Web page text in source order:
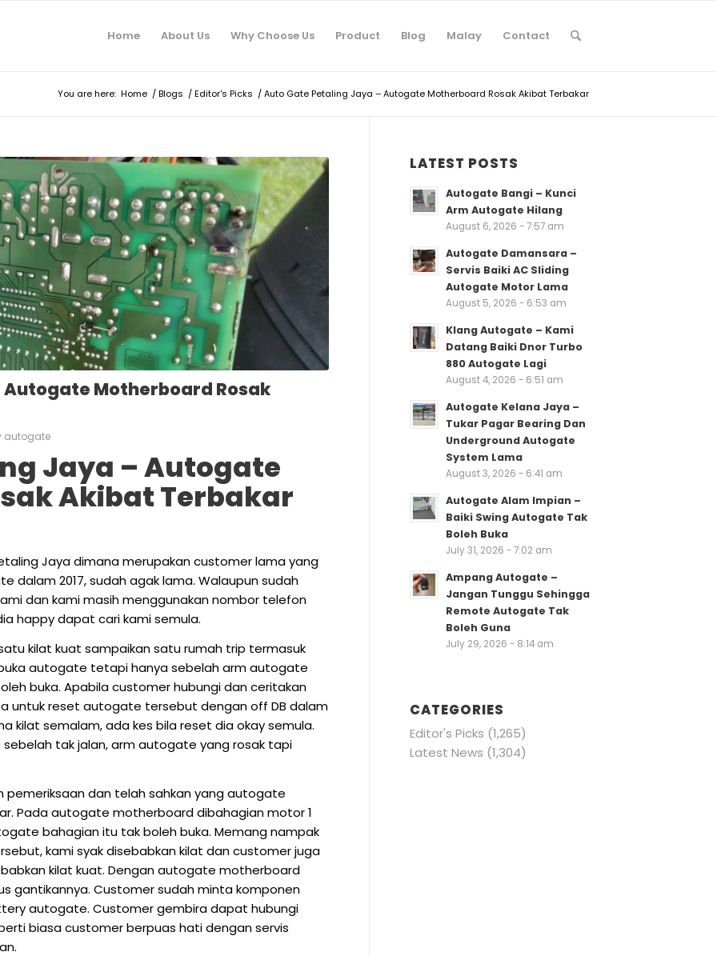
Home About Us Why Choose Us Product Blog Malay Contact
You are here: Home /Blogs /Editor's Picks /Auto Gate Petaling Jaya – Autogate Motherboard Rosak Akibat Terbakar
Motherboard Rosak
autogate
Jaya – Autogate
Akibat Terbakar
Jaya dimana merupakan customer lama yang
dalam 2017, sudah agak lama. Walaupun sudah
dan kami masih menggunakan nombor telefon
happy dapat cari kami semula.
kilat kuat sampaikan satu rumah trip termasuk
autogate tetapi hanya sebelah arm autogate
buka. Apabila customer hubungi dan ceritakan
untuk reset autogate tersebut dengan off DB dalam
kilat semalam, ada kes bila reset dia okay semula.
tak jalan, arm autogate yang rosak tapi
pemeriksaan dan telah sahkan yang autogate
Pada autogate motherboard dibahagian motor 1
bahagian itu tak boleh buka. Memang nampak
kami syak disebabkan kilat dan customer juga
kilat kuat. Dengan autogate motherboard
gantikannya. Customer sudah minta komponen
autogate. Customer gembira dapat hubungi
biasa customer berpuas hati dengan servis
LATEST POSTS
Autogate Bangi – Kunci
Arm Autogate Hilang
August 6, 2026 - 7:57 am
Autogate Damansara –
Servis Baiki AC Sliding
Autogate Motor Lama
August 5, 2026 - 6:53 am
Klang Autogate – Kami
Datang Baiki Dnor Turbo
880 Autogate Lagi
August 4, 2026 - 6:51 am
Autogate Kelana Jaya –
Tukar Pagar Bearing Dan
Underground Autogate
System Lama
August 3, 2026 - 6:41 am
Autogate Alam Impian –
Baiki Swing Autogate Tak
Boleh Buka
July 31, 2026 - 7:02 am
Ampang Autogate –
Jangan Tunggu Sehingga
Remote Autogate Tak
Boleh Guna
July 29, 2026 - 8:14 am
CATEGORIES
Editor's Picks (1,265)
Latest News (1,304)